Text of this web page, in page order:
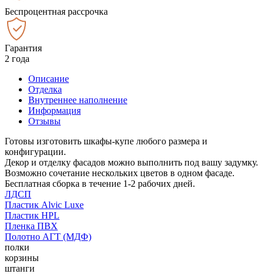
Беспроцентная рассрочка
Гарантия
2 года
Описание
Отделка
Внутреннее наполнение
Информация
Отзывы
Готовы изготовить шкафы-купе любого размера и
конфигурации.
Декор и отделку фасадов можно выполнить под вашу задумку.
Возможно сочетание нескольких цветов в одном фасаде.
Бесплатная сборка в течение 1-2 рабочих дней.
ЛДСП
Пластик Alvic Luxe
Пластик HPL
Пленка ПВХ
Полотно АГТ (МДФ)
полки
корзины
штанги